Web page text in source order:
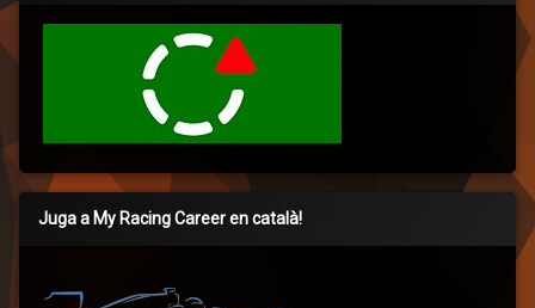
Juga a My Racing Career en català!